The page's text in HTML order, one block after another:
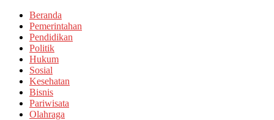
Beranda
Pemerintahan
Pendidikan
Politik
Hukum
Sosial
Kesehatan
Bisnis
Pariwisata
Olahraga